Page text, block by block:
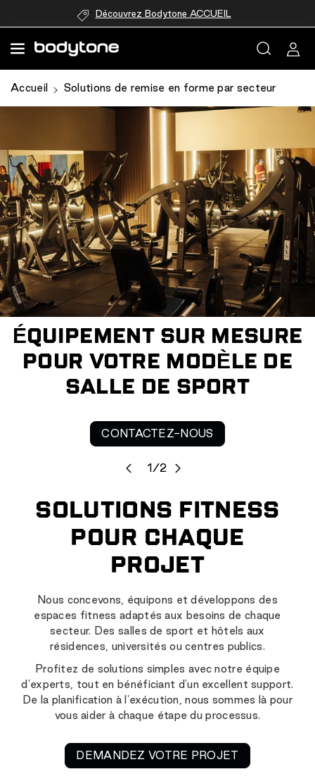
contenu
Découvrez Bodytone ACCUEIL
Accueil Solutions de remise en forme par secteur
ÉQUIPEMENT SUR MESURE
POUR VOTRE MODÈLE DE
SALLE DE SPORT
CONTACTEZ-NOUS
1 /de
2
SOLUTIONS FITNESS
POUR CHAQUE
PROJET
Nous concevons, équipons et développons des
espaces fitness adaptés aux besoins de chaque
secteur. Des salles de sport et hôtels aux
résidences, universités ou centres publics.
Profitez de solutions simples avec notre équipe
d'experts, tout en bénéficiant d'un excellent support.
De la planification à l'exécution, nous sommes là pour
vous aider à chaque étape du processus.
DEMANDEZ VOTRE PROJET